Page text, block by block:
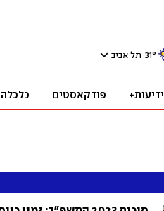
31° תל אביב
ידיעות+ פודקאסטים כלכלה